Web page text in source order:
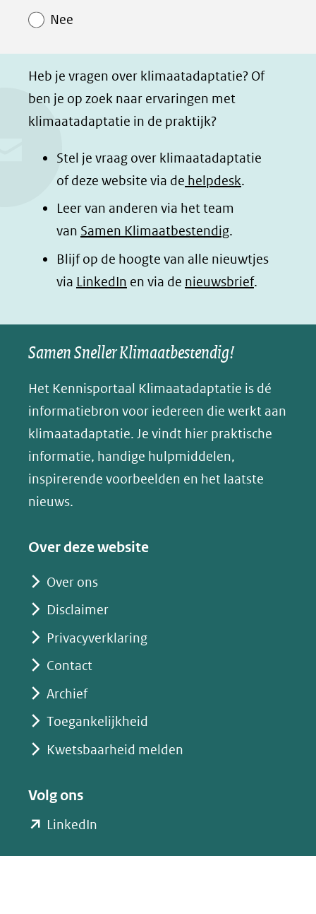
a
b
o
o
(opent
in
nieuw
venster)
naar
een
website)
i
d
I
(opent
in
nieuw
venster)
naar
een
website)
h
t
a
p
(opent
in
nieuw
venster)
naar
een
website)
n
d
l
e
p
B
l
e
s
y
(opent
in
nieuw
venster)
Nee
Heb je vragen over klimaatadaptatie? Of
ben je op zoek naar ervaringen met
klimaatadaptatie in de praktijk?
Stel je vraag over klimaatadaptatie
of deze website via de helpdesk.
Leer van anderen via het team
van Samen Klimaatbestendig.
Blijf op de hoogte van alle nieuwtjes
via LinkedIn (opent
nieuw
venster)
naar
een
andere
website)
en via de nieuwsbrief.
Samen Sneller Klimaatbestendig!
Het Kennisportaal Klimaatadaptatie is dé
informatiebron voor iedereen die werkt aan
klimaatadaptatie. Je vindt hier praktische
informatie, handige hulpmiddelen,
inspirerende voorbeelden en het laatste
nieuws.
Over deze website
Over ons
Disclaimer
Privacyverklaring
Contact
Archief
Toegankelijkheid
Kwetsbaarheid melden
Volg ons
LinkedIn